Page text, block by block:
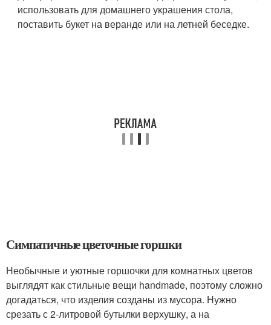
использовать для домашнего украшения стола,
поставить букет на веранде или на летней беседке.
Симпатичные цветочные горшки
Необычные и уютные горшочки для комнатных цветов
выглядят как стильные вещи handmade, поэтому сложно
догадаться, что изделия созданы из мусора. Нужно
срезать с 2-литровой бутылки верхушку, а на